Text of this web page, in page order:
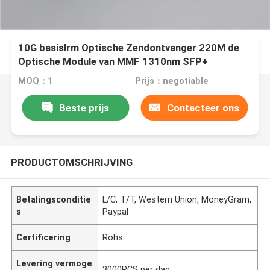
10G basislrm Optische Zendontvanger 220M de
Optische Module van MMF 1310nm SFP+
MOQ：1 Prijs：negotiable
Beste prijs Contacteer ons
PRODUCTOMSCHRIJVING
Betalingsconditie
s
L/C, T/T, Western Union, MoneyGram,
Paypal
Certificering Rohs
Levering vermoge